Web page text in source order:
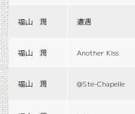
福山 潤 遭遇
福山 潤 Another Kiss
福山 潤 @Ste-Chapelle